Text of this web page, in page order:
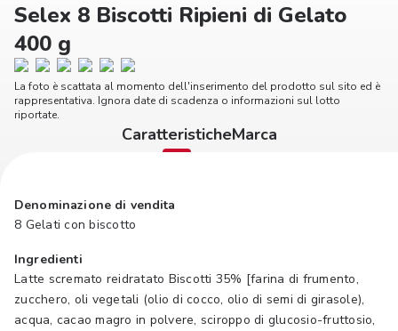
Selex 8 Biscotti Ripieni di Gelato
400 g
La foto è scattata al momento dell'inserimento del prodotto sul sito ed è
rappresentativa. Ignora date di scadenza o informazioni sul lotto
riportate.
CaratteristicheMarca
Denominazione di vendita
8 Gelati con biscotto
Ingredienti
Latte scremato reidratato Biscotti 35% [farina di frumento,
zucchero, oli vegetali (olio di cocco, olio di semi di girasole),
acqua, cacao magro in polvere, sciroppo di glucosio-fruttosio,